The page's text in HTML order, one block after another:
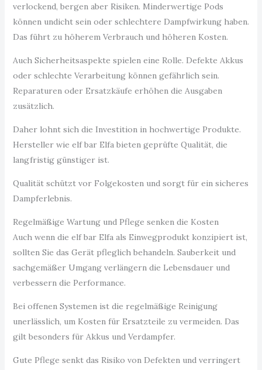
verlockend, bergen aber Risiken. Minderwertige Pods
können undicht sein oder schlechtere Dampfwirkung haben.
Das führt zu höherem Verbrauch und höheren Kosten.
Auch Sicherheitsaspekte spielen eine Rolle. Defekte Akkus
oder schlechte Verarbeitung können gefährlich sein.
Reparaturen oder Ersatzkäufe erhöhen die Ausgaben
zusätzlich.
Daher lohnt sich die Investition in hochwertige Produkte.
Hersteller wie elf bar Elfa bieten geprüfte Qualität, die
langfristig günstiger ist.
Qualität schützt vor Folgekosten und sorgt für ein sicheres
Dampferlebnis.
Regelmäßige Wartung und Pflege senken die Kosten
Auch wenn die elf bar Elfa als Einwegprodukt konzipiert ist,
sollten Sie das Gerät pfleglich behandeln. Sauberkeit und
sachgemäßer Umgang verlängern die Lebensdauer und
verbessern die Performance.
Bei offenen Systemen ist die regelmäßige Reinigung
unerlässlich, um Kosten für Ersatzteile zu vermeiden. Das
gilt besonders für Akkus und Verdampfer.
Gute Pflege senkt das Risiko von Defekten und verringert